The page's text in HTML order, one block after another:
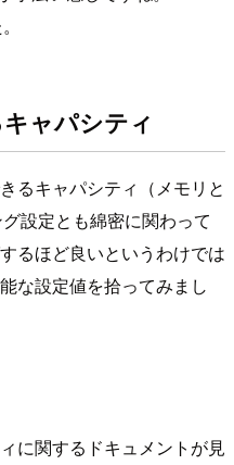
ャパシティ
るキャパシティ（メモリと
設定とも綿密に関わって
るほど良いというわけでは
な設定値を拾ってみまし
に関するドキュメントが見